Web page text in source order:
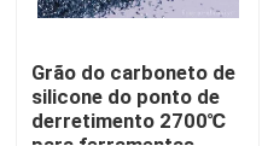
Contacte-nos
Grão do carboneto de
silicone do ponto de
derretimento 2700℃